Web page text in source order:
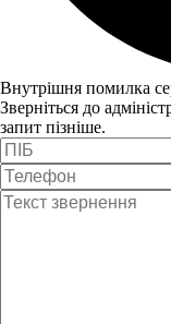
Внутрішня помилка
Зверніться до
запит пізніше.